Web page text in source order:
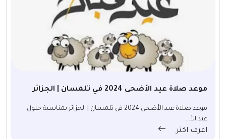
موعد صلاة عيد الأضحى 2024 في تلمسان | الجزائر
موعد صلاة عيد الأضحى 2024 في تلمسان | الجزائر بمناسبة حلول
عيد الأ...
اعرف اكثر